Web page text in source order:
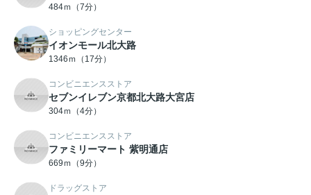
484ｍ（7分）
ショッピングセンター
イオンモール北大路
1346ｍ（17分）
コンビニエンスストア
セブンイレブン京都北大路大宮店
304ｍ（4分）
コンビニエンスストア
ファミリーマート 紫明通店
669ｍ（9分）
ドラッグストア